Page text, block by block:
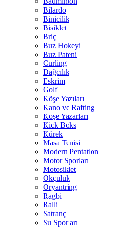
Bilardo
Binicilik
Bisiklet
Briç
Buz Hokeyi
Buz Pateni
Curling
Dağcılık
Eskrim
Golf
Köşe Yazıları
Kano ve Rafting
Köşe Yazarları
Kick Boks
Kürek
Masa Tenisi
Modern Pentatlon
Motor Sporları
Motosiklet
Okçuluk
Oryantring
Ragbi
Ralli
Satranç
Su Sporları